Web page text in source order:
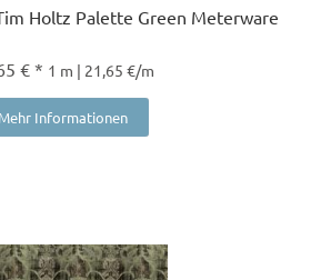
Holtz Palette Green Meterware
€ * 1 m | 21,65 €/m
Mehr Informationen